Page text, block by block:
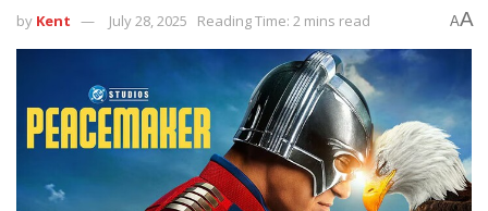
by Kent July 28, 2025 Reading Time: 2 mins read AA